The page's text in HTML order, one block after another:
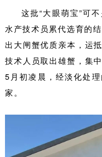
这批“大眼萌宝”可
水产技术员累代选育的
出大闸蟹优质亲本，运
技术人员取出雄蟹，集
5月初凌晨，经淡化处
家。